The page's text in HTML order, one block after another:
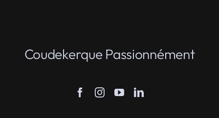
Coudekerque Passionnément